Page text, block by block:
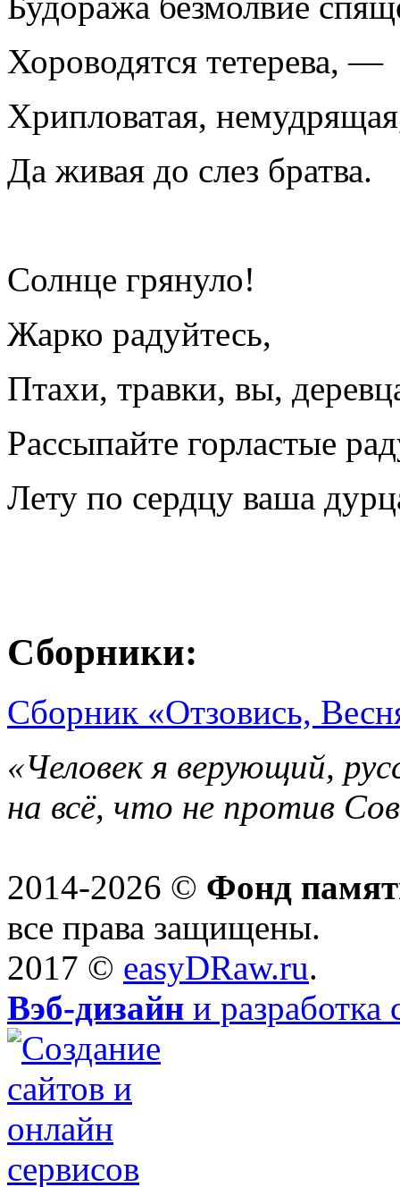
Хороводятся тетерева, —
Хрипловатая,
Да живая до слез братва.
Солнце грянуло!
Жарко радуйтесь,
Птахи, травки, вы,
Рассыпайте горластые
Лету по сердцу ваша
Сборники:
Сборник «Отзовись,
«Человек я верующий,
на всё, что не против
2014-2026 © Фонд
все права защищены.
2017 © easyDRaw.ru.
Вэб-дизайн и разработка